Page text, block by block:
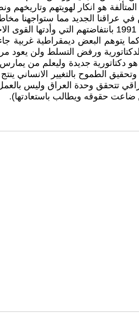
هو انكار لهويتهم
الجديد مما ستواجهنا
وهو الغاء وتهميش من يريدون تهميشه والغاءه
يتوهم البعض ديمقراطية
ورفض التسلط ولن يعود
دكتاتورية جديدة وليعلم من
الطموح بالتغيير الانساني
تتحقق وحدة العراق وليس
حقوقه ويطالب باستعادتها).